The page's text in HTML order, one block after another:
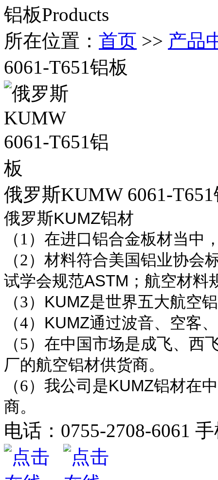
铝板Products
所在位置： 首页 >> 产品
6061-T651铝板
俄罗斯KUMW 6061-
俄罗斯KUMZ铝材
（ 1 ）在进口铝合金板材当中
（2）材料符合美国铝业协会
试学会规范ASTM ；航空材料
（3） KUMZ是世界五大航空
（4） KUMZ通过波音、空客
（5）在中国市场是成飞、西
厂的航空铝材供货商。
（6）我公司是KUMZ铝材在
商。
电话： 0755-2708-6061